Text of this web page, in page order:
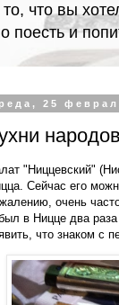
что вы
поесть и
25
"Ниццевский"
Сейчас его
очень
в Ницце два раза
что знаком с